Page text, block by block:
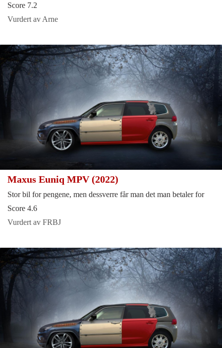
Score 7.2
Vurdert av Arne
Maxus Euniq MPV (2022)
Stor bil for pengene, men dessverre får man det man betaler for
Score 4.6
Vurdert av FRBJ